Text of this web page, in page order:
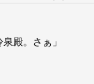
殿。さぁ」